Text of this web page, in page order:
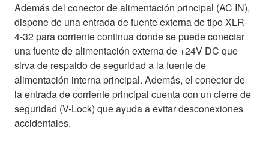
Además del conector de alimentación principal (AC IN),
dispone de una entrada de fuente externa de tipo XLR-
4-32 para corriente continua donde se puede conectar
una fuente de alimentación externa de +24V DC que
sirva de respaldo de seguridad a la fuente de
alimentación interna principal. Además, el conector de
la entrada de corriente principal cuenta con un cierre de
seguridad (V-Lock) que ayuda a evitar desconexiones
accidentales.